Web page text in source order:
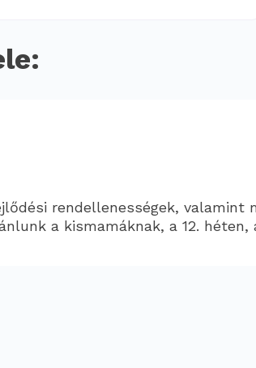
rendellenességek, valamint
a kismamáknak, a 12. héten,